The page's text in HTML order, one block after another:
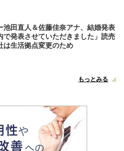
池田直人＆佐藤佳奈アナ、結婚発表
で発表させていただきました」読売
は生活拠点変更のため
もっとみる